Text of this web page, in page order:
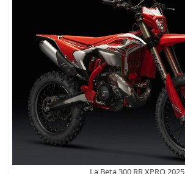
La Beta 300 RR XPRO 2025